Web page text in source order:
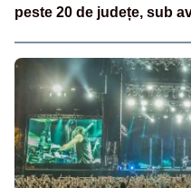
peste 20 de județe, sub